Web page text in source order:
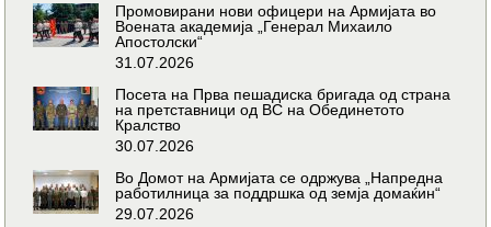
Промовирани нови офицери на Армијата во
Воената академија „Генерал Михаило
Апостолски“
31.07.2026
Посета на Прва пешадиска бригада од страна
на претставници од ВС на Обединетото
Кралство
30.07.2026
Во Домот на Армијата се одржува „Напредна
работилница за поддршка од земја домаќин“
29.07.2026